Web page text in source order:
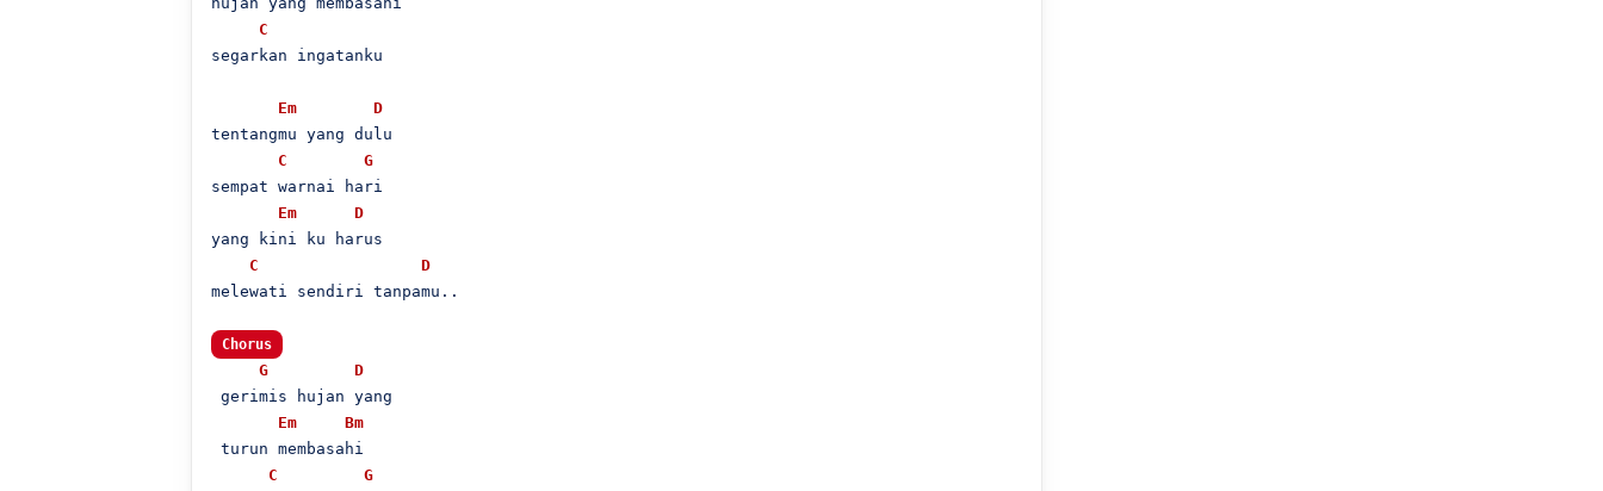
C
segarkan ingatanku
Em
D
tentangmu yang dulu
C
G
sempat warnai hari
Em
D
yang kini ku harus
C
D
melewati sendiri tanpamu..
Chorus
G
D
gerimis hujan yang
Em
Bm
turun membasahi
C
G